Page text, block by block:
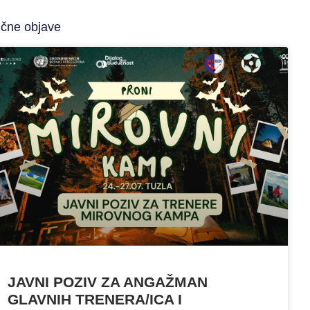
objave
JAVNI POZIV ZA ANGAŽMAN
GLAVNIH TRENERA/ICA I